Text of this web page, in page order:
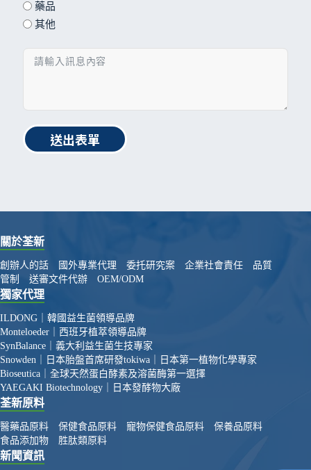
藥品
其他
送出表單
關於荃新
創辦人的話 國外專業代理 委托研究案 企業社會責任
品質
管制
送審文件代辦 OEM/ODM
獨家代理
ILDONG｜韓國益生菌領導品牌
Monteloeder｜西班牙植萃領導品牌
SynBalance｜義大利益生菌生技專家
Snowden｜日本胎盤首席研發tokiwa｜日本第一植物化學專家
Bioseutica｜全球天然蛋白酵素及溶菌酶第一選擇
YAEGAKI Biotechnology｜日本發酵物大廠
荃新原料
醫藥品原料 保健食品原料 寵物保健食品原料
保養品原料
食品添加物
胜肽類原料
新聞資訊